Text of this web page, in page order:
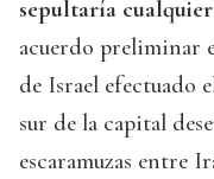
sepultaría
acuerdo preliminar
de Israel efectuado
sur de la capital
escaramuzas entre